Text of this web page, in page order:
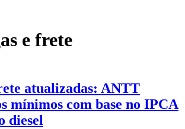
e frete
atualizadas: ANTT
mínimos com base no IPCA
diesel